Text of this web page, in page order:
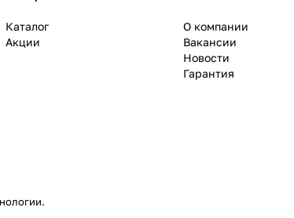
Каталог
Акции
О компании
Вакансии
Новости
Гарантия
.